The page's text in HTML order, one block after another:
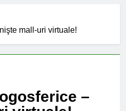
invatate de la copilul
meu
Donald Trump
6 Ani Ago
Earthing sau
mall-uri virtuale!
–